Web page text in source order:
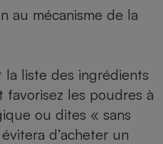
au mécanisme de la
la liste des ingrédients
favorisez les poudres à
ou dites « sans
d’acheter un